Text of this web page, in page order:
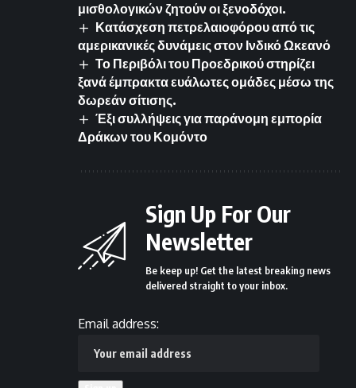
μισθολογικών ζητούν οι ξενοδόχοι.
Κατάσχεση πετρελαιοφόρου από τις
αμερικανικές δυνάμεις στον Ινδικό Ωκεανό
Το Περιβόλι του Προεδρικού στηρίζει
ξανά έμπρακτα ευάλωτες ομάδες μέσω της
δωρεάν σίτισης.
Έξι συλλήψεις για παράνομη εμπορία
Δράκων του Κομόντο
Sign Up For Our
Newsletter
Be keep up! Get the latest breaking news
delivered straight to your inbox.
Email address: